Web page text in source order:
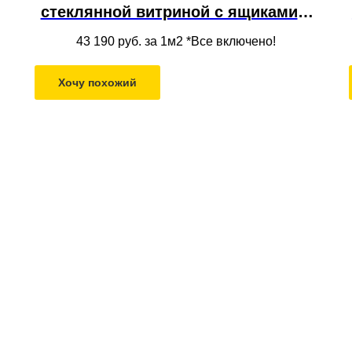
стеклянной витриной с ящиками и
полками из массива дерева под
потолок в гостиной и спальне
43 190 руб. за 1м2 *Все включено!
Хочу похожий